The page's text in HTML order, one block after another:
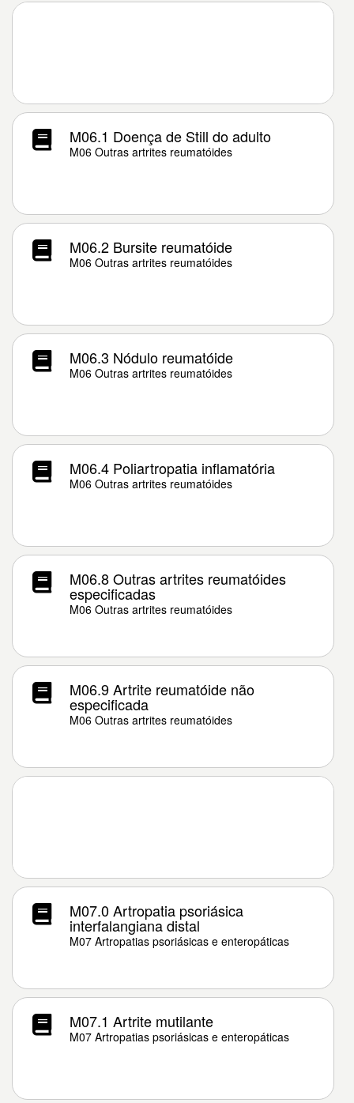
M06.1 Doença de Still do adulto
M06 Outras artrites reumatóides
M06.2 Bursite reumatóide
M06 Outras artrites reumatóides
M06.3 Nódulo reumatóide
M06 Outras artrites reumatóides
M06.4 Poliartropatia inflamatória
M06 Outras artrites reumatóides
M06.8 Outras artrites reumatóides
especificadas
M06 Outras artrites reumatóides
M06.9 Artrite reumatóide não
especificada
M06 Outras artrites reumatóides
M07.0 Artropatia psoriásica
interfalangiana distal
M07 Artropatias psoriásicas e enteropáticas
M07.1 Artrite mutilante
M07 Artropatias psoriásicas e enteropáticas